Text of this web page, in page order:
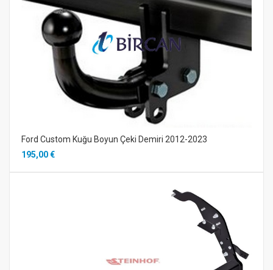
Ford Custom Kuğu Boyun Çeki Demiri 2012-2023
195,00 €